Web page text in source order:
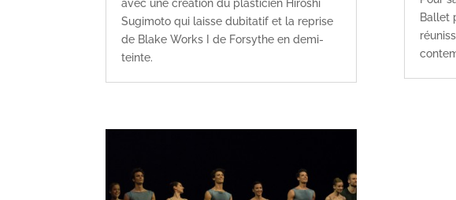
avec une création du plasticien Hiroshi
Sugimoto qui laisse dubitatif et la reprise
de Blake Works I de Forsythe en demi-
teinte.
Ballet